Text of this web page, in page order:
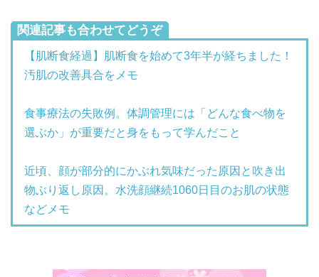
関連記事も合わせてどうぞ
【肌断食経過】肌断食を始めて3年半が経ちました！
汚肌の改善具合をメモ
食事療法の失敗例。体調管理には「どんな食べ物を
選ぶか」が重要だと身をもって学んだこと
近頃、顔が部分的にかぶれ気味だった原因と吹き出
物ぶり返し原因。水洗顔継続1060日目のお肌の状態
などメモ